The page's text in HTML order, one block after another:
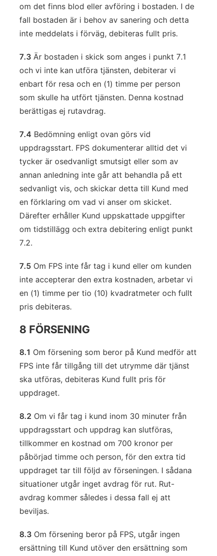
om det finns blod eller avföring i bostaden. I de
fall bostaden är i behov av sanering och detta
inte meddelats i förväg, debiteras fullt pris.
7.3 Är bostaden i skick som anges i punkt 7.1
och vi inte kan utföra tjänsten, debiterar vi
enbart för resa och en (1) timme per person
som skulle ha utfört tjänsten. Denna kostnad
berättigas ej rutavdrag.
7.4 Bedömning enligt ovan görs vid
uppdragsstart. FPS dokumenterar alltid det vi
tycker är osedvanligt smutsigt eller som av
annan anledning inte går att behandla på ett
sedvanligt vis, och skickar detta till Kund med
en förklaring om vad vi anser om skicket.
Därefter erhåller Kund uppskattade uppgifter
om tidstillägg och extra debitering enligt punkt
7.2.
7.5 Om FPS inte får tag i kund eller om kunden
inte accepterar den extra kostnaden, arbetar vi
en (1) timme per tio (10) kvadratmeter och fullt
pris debiteras.
8 FÖRSENING
8.1 Om försening som beror på Kund medför att
FPS inte får tillgång till det utrymme där tjänst
ska utföras, debiteras Kund fullt pris för
uppdraget.
8.2 Om vi får tag i kund inom 30 minuter från
uppdragsstart och uppdrag kan slutföras,
tillkommer en kostnad om 700 kronor per
påbörjad timme och person, för den extra tid
uppdraget tar till följd av förseningen. I sådana
situationer utgår inget avdrag för rut. Rut-
avdrag kommer således i dessa fall ej att
beviljas.
8.3 Om försening beror på FPS, utgår ingen
ersättning till Kund utöver den ersättning som